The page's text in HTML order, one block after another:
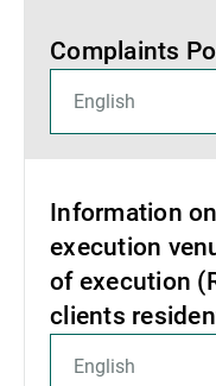
Complaints
Information
execution
of execution
clients